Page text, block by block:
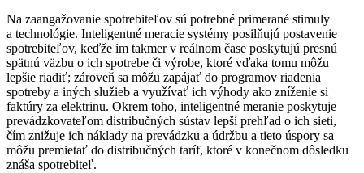
Na zaangažovanie spotrebiteľov sú potrebné primerané stimuly
a technológie. Inteligentné meracie systémy posilňujú postavenie
spotrebiteľov, keďže im takmer v reálnom čase poskytujú presnú
spätnú väzbu o ich spotrebe či výrobe, ktoré vďaka tomu môžu
lepšie riadiť; zároveň sa môžu zapájať do programov riadenia
spotreby a iných služieb a využívať ich výhody ako zníženie si
faktúry za elektrinu. Okrem toho, inteligentné meranie poskytuje
prevádzkovateľom distribučných sústav lepší prehľad o ich sieti,
čím znižuje ich náklady na prevádzku a údržbu a tieto úspory sa
môžu premietať do distribučných taríf, ktoré v konečnom dôsledku
znáša spotrebiteľ.